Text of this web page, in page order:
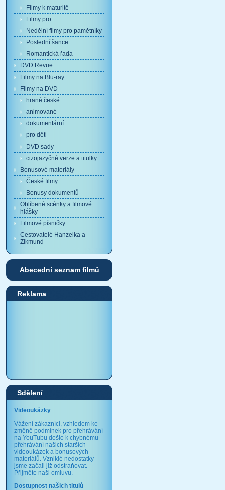
Filmy k maturitě
Filmy pro ...
Nedělní filmy pro pamětníky
Poslední šance
Romantická řada
DVD Revue
Filmy na Blu-ray
Filmy na DVD
hrané české
animované
dokumentární
pro děti
DVD sady
cizojazyčné verze a titulky
Bonusové materiály
České filmy
Bonusy dokumentů
Oblíbené scénky a filmové
hlášky
Filmové písničky
Cestovatelé Hanzelka a
Zikmund
Abecední seznam filmů
Reklama
Sdělení
Videoukázky
Vážení zákazníci, vzhledem ke
změně podmínek pro přehrávání
na YouTubu došlo k chybnému
přehrávání našich starších
videoukázek a bonusových
materiálů. Vzniklé nedostatky
jsme začali již odstraňovat.
Přijměte naši omluvu.
Dostupnost našich titulů